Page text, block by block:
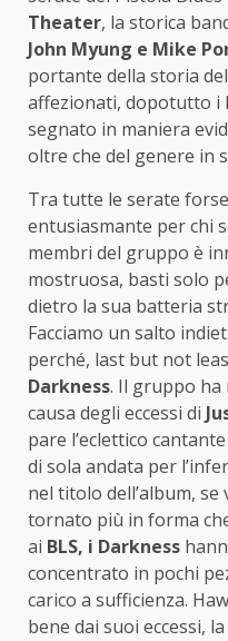
Theater, la storica
John Myung e Mike
portante della storia
affezionati, dopotutto i
segnato in maniera
oltre che del genere in
Tra tutte le serate
entusiasmante per chi
membri del gruppo è
mostruosa, basti solo
dietro la sua batteria
Facciamo un salto
perché, last but not
Darkness. Il gruppo ha
causa degli eccessi di
pare l’eclettico
di sola andata per
nel titolo dell’album,
tornato più in forma
ai BLS, i Darkness
concentrato in pochi
carico a sufficienza.
bene dai suoi eccessi,